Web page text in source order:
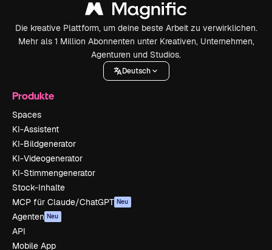
Die kreative Plattform, um deine beste Arbeit zu verwirklichen.
Mehr als 1 Million Abonnenten unter Kreativen, Unternehmen,
Agenturen und Studios.
Deutsch
Produkte
Spaces
KI-Assistent
KI-Bildgenerator
KI-Videogenerator
KI-Stimmengenerator
Stock-Inhalte
MCP für Claude/ChatGPT Neu
Agenten Neu
API
Mobile App